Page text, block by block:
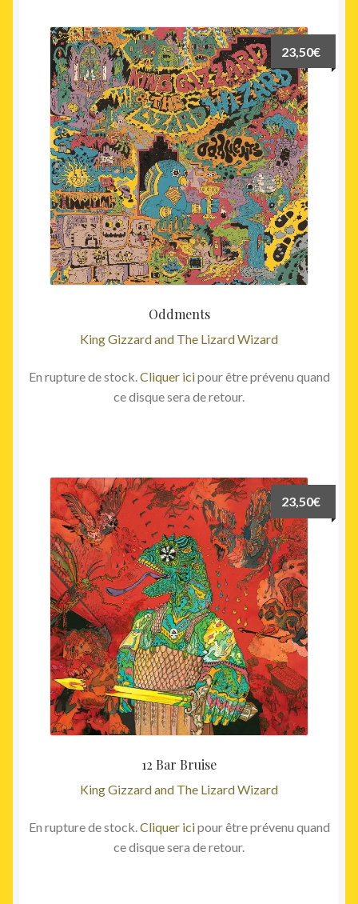
Oddments
King Gizzard and The Lizard Wizard
23,50€
En rupture de stock.Cliquer icipour être prévenu quand
ce disque sera de retour.
12 Bar Bruise
King Gizzard and The Lizard Wizard
23,50€
En rupture de stock.Cliquer icipour être prévenu quand
ce disque sera de retour.